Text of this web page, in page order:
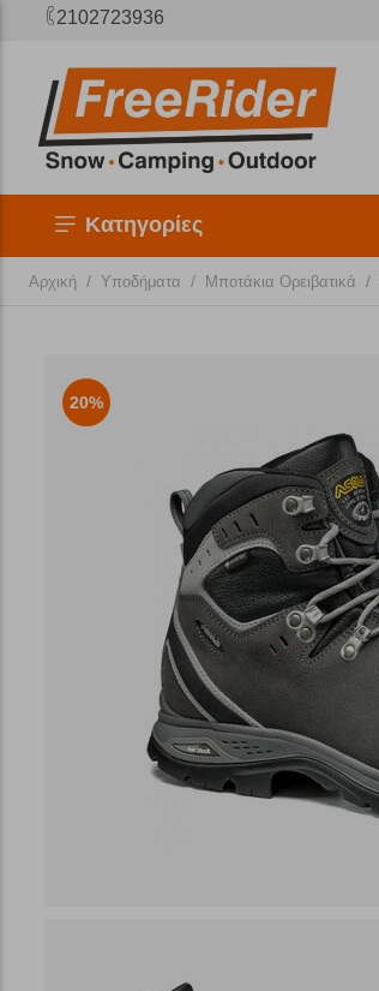
2102723936
Κατηγορίες
Αρχική / Υποδήματα / Μποτάκια Ορειβατικά /
20%